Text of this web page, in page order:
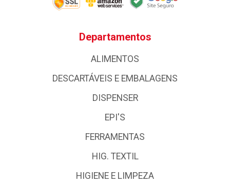
Departamentos
ALIMENTOS
DESCARTÁVEIS E EMBALAGENS
DISPENSER
EPI'S
FERRAMENTAS
HIG. TEXTIL
HIGIENE E LIMPEZA